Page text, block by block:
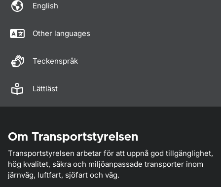
English
Other languages
Teckenspråk
Lättläst
Om Transportstyrelsen
Transportstyrelsen arbetar för att uppnå god tillgänglighet,
hög kvalitet, säkra och miljöanpassade transporter inom
järnväg, luftfart, sjöfart och väg.